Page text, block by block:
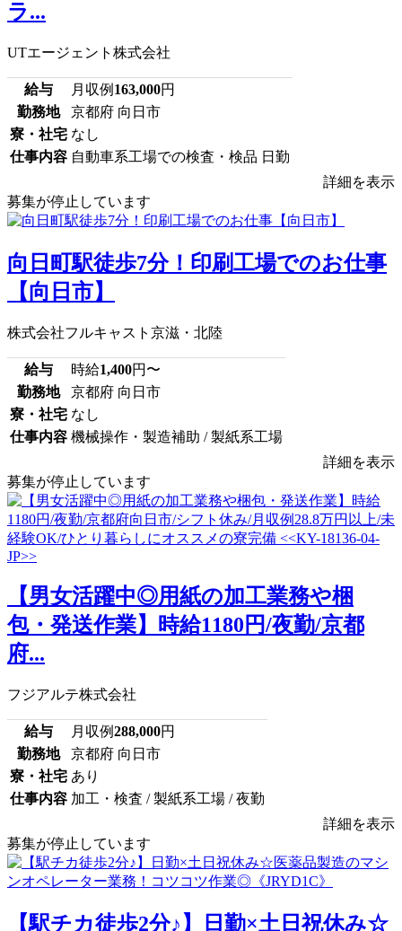
ラ...
UTエージェント株式会社
給与 月収例 163,000円
勤務地
京都府 向日市
寮・社宅 なし
仕事内容 自動車系工場での検査・検品 日勤
詳細を表示
募集が停止しています
向日町駅徒歩7分！印刷工場でのお仕事
【向日市】
株式会社フルキャスト京滋・北陸
給与 時給1,400円〜
勤務地
京都府 向日市
寮・社宅 なし
仕事内容 機械操作・製造補助 / 製紙系工場
詳細を表示
募集が停止しています
【男女活躍中◎用紙の加工業務や梱
包・発送作業】時給1180円/夜勤/京都
府...
フジアルテ株式会社
給与 月収例288,000円
勤務地
京都府 向日市
寮・社宅 あり
仕事内容 加工・検査 / 製紙系工場 / 夜勤
詳細を表示
募集が停止しています
【駅チカ徒歩2分♪】日勤×土日祝休み☆